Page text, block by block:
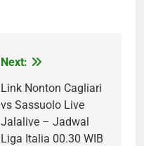
Next:
Link Nonton Cagliari
vs Sassuolo Live
Jalalive – Jadwal
Liga Italia 00.30 WIB